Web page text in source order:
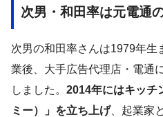
次男・和田率は元電通
次男の和田率さんは1979年生
業後、大手広告代理店・電通
しました。 2014年にはキッチ
ミー）」を立ち上げ、起業家